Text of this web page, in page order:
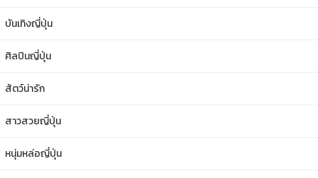
บันเทิงญี่ปุ่น
ศิลปินญี่ปุ่น
สัตว์น่ารัก
สาวสวยญี่ปุ่น
หนุ่มหล่อญี่ปุ่น